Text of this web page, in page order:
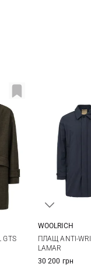
GTS
WOOLRICH
ПЛАЩ ANTI-
LAMAR
30 200 грн